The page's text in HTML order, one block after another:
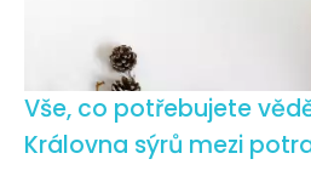
Vše, co potřebujete
Královna sýrů mezi